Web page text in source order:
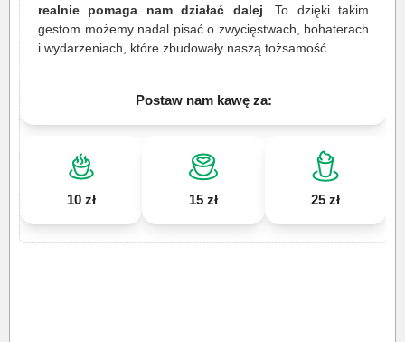
realnie pomaga nam działać dalej. To dzięki takim
gestom możemy nadal pisać o zwycięstwach, bohaterach
i wydarzeniach, które zbudowały naszą tożsamość.
Postaw nam kawę za:
10 zł 15 zł 25 zł